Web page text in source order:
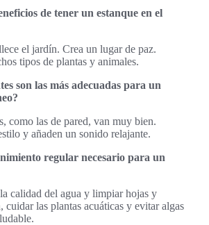
de tener un estanque en el
el jardín. Crea un lugar de paz.
tipos de plantas y animales.
son las más adecuadas para un
como las de pared, van muy bien.
y añaden un sonido relajante.
regular necesario para un
calidad del agua y limpiar hojas y
cuidar las plantas acuáticas y evitar algas